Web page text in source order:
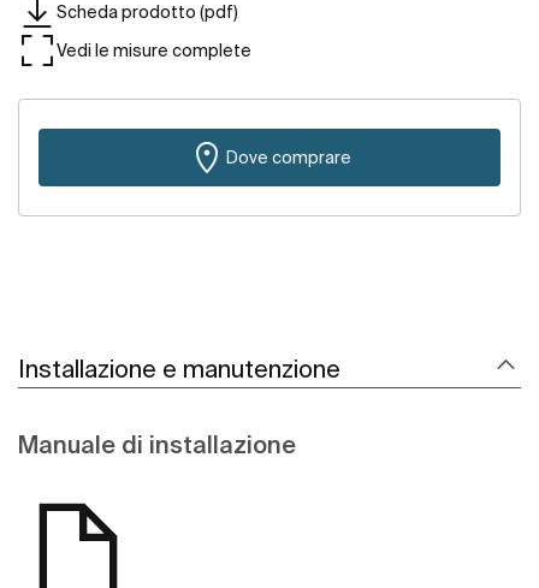
Scheda prodotto (pdf)
Vedi le misure complete
Dove comprare
Installazione e manutenzione
Manuale di installazione